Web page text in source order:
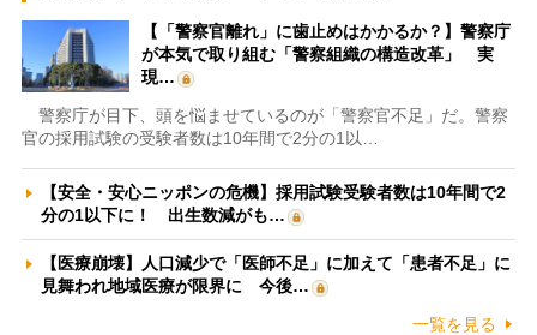
【「警察官離れ」に歯止めはかかるか？】警察庁
が本気で取り組む「警察組織の構造改革」 実
現…
警察庁が目下、頭を悩ませているのが「警察官不足」だ。警察
官の採用試験の受験者数は10年間で2分の1以…
【安全・安心ニッポンの危機】採用試験受験者数は10年間で2
分の1以下に！ 出生数減がも…
【医療崩壊】人口減少で「医師不足」に加えて「患者不足」に
見舞われ地域医療が限界に 今後…
一覧を見る